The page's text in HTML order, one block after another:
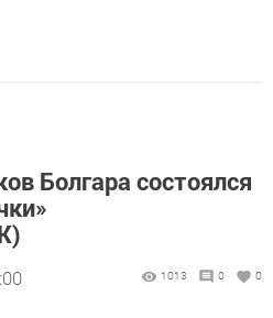
Болгара состоялся
1013 0 0